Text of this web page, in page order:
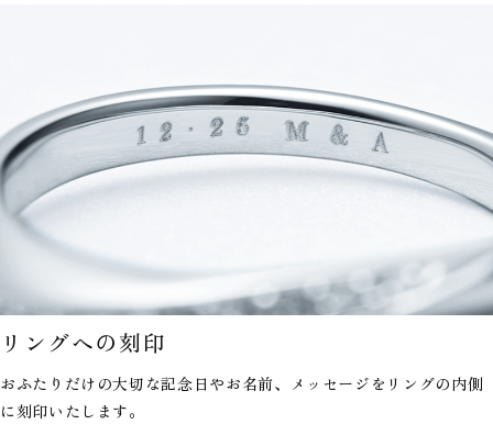
リングへの刻印
おふたりだけの大切な記念日やお名前、メッセージを リングの内側
に刻印いたします。